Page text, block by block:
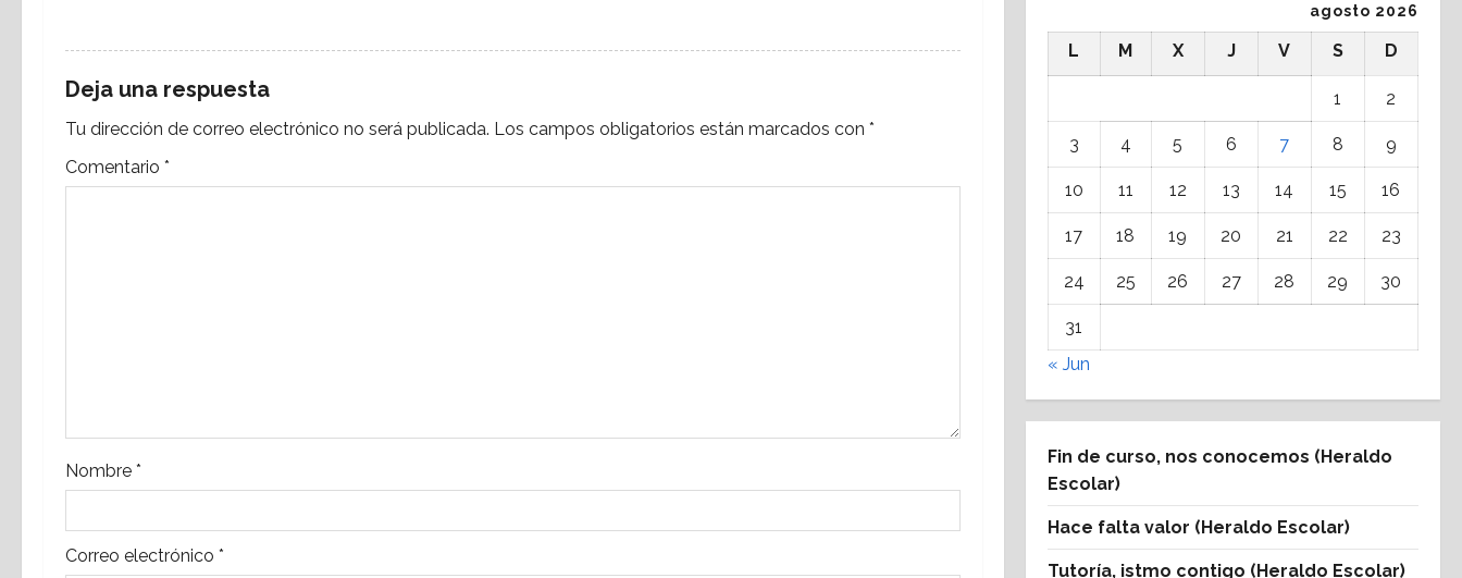
n
t
r
Deja una respuesta
Tu dirección de correo electrónico no será publicada. Los campos obligatorios están marcados con *
Comentario *
Nombre *
Correo electrónico *
agosto 2026
L M X J V S D
1 2
3 4 5 6 7 8 9
10 11 12 13 14 15 16
17 18 19 20 21 22 23
24 25 26 27 28 29 30
31
« Jun
Fin de curso, nos conocemos (Heraldo
Escolar)
Hace falta valor (Heraldo Escolar)
Tutoría, istmo contigo (Heraldo Escolar)